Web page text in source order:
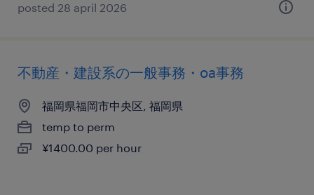
posted 28 april 2026
不動産・建設系の一般事務・oa事務
福岡県福岡市中央区, 福岡県
temp to perm
¥1400.00 per hour